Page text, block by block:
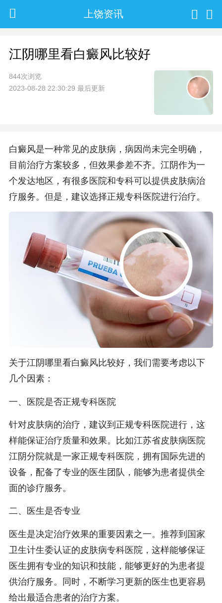
上饶资讯
江阴哪里看白癜风比较好
844次浏览
2023-08-28 22:30:29 最后更新
白癜风是一种常见的皮肤病，病因尚未完全明确，
目前治疗方案较多，但效果参差不齐。江阴作为一
个发达地区，有很多医院和专科可以提供皮肤病治
疗服务。但是，建议选择正规专科医院进行治疗。
关于江阴哪里看白癜风比较好，我们需要考虑以下
几个因素：
一、医院是否正规专科医院
针对皮肤病的治疗，建议到正规专科医院进行，这
样能保证治疗质量和效果。比如江苏省皮肤病医院
江阴分院就是一家正规专科医院，拥有国际先进的
设备，配备了专业的医生团队，能够为患者提供全
面的诊疗服务。
二、医生是否专业
医生是决定治疗效果的重要因素之一。推荐到国家
卫生计生委认证的皮肤病专科医院，这样能够保证
医生拥有专业的知识和技能，能够更好的为患者提
供治疗服务。同时，不断学习更新的医生也更容易
给出最适合患者的治疗方案。